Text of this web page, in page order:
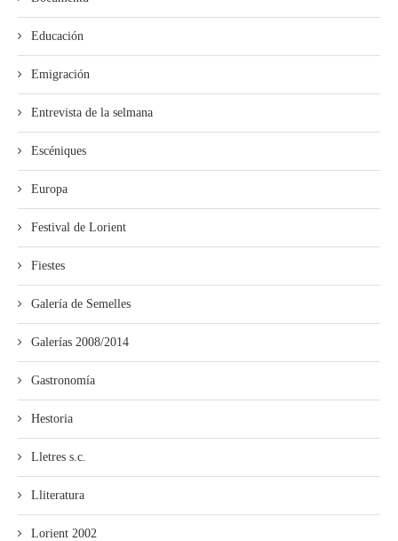
Educación
Emigración
Entrevista de la selmana
Escéniques
Europa
Festival de Lorient
Fiestes
Galería de Semelles
Galerías 2008/2014
Gastronomía
Hestoria
Lletres s.c.
Lliteratura
Lorient 2002